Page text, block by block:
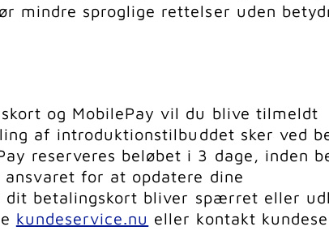
mindre sproglige rettelser uden
og MobilePay vil du blive tilmeldt
af introduktionstilbuddet sker ved
reserveres beløbet i 3 dage, inden
for at opdatere dine
dit betalingskort bliver spærret eller
kundeservice.nu eller kontakt